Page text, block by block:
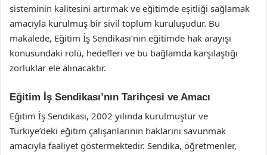
sisteminin kalitesini artırmak ve eğitimde eşitliği sağlamak
amacıyla kurulmuş bir sivil toplum kuruluşudur. Bu
makalede, Eğitim İş Sendikası’nın eğitimde hak arayışı
konusundaki rolü, hedefleri ve bu bağlamda karşılaştığı
zorluklar ele alınacaktır.
Eğitim İş Sendikası’nın Tarihçesi ve Amacı
Eğitim İş Sendikası, 2002 yılında kurulmuştur ve
Türkiye’deki eğitim çalışanlarının haklarını savunmak
amacıyla faaliyet göstermektedir. Sendika, öğretmenler,